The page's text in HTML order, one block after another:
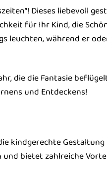
Dieses liebevoll
für Ihr Kind, die
leuchten, während er
die die Fantasie
und Entdeckens!
kindgerechte
und bietet zahlreiche